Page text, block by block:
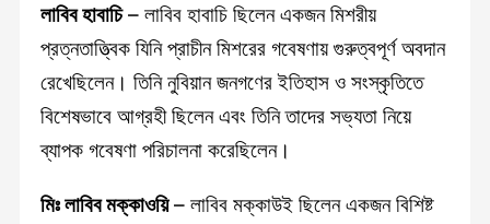
লাবিব হাবাচি– লাবিব হাবাচি ছিলেন একজন মিশরীয়
প্রত্নতাত্ত্বিক যিনি প্রাচীন মিশরের গবেষণায় গুরুত্বপূর্ণ অবদান
রেখেছিলেন। তিনি নুবিয়ান জনগণের ইতিহাস ও সংস্কৃতিতে
বিশেষভাবে আগ্রহী ছিলেন এবং তিনি তাদের সভ্যতা নিয়ে
ব্যাপক গবেষণা পরিচালনা করেছিলেন।
মিঃ লাবিব মক্কাওয়ি– লাবিব মক্কাউই ছিলেন একজন বিশিষ্ট